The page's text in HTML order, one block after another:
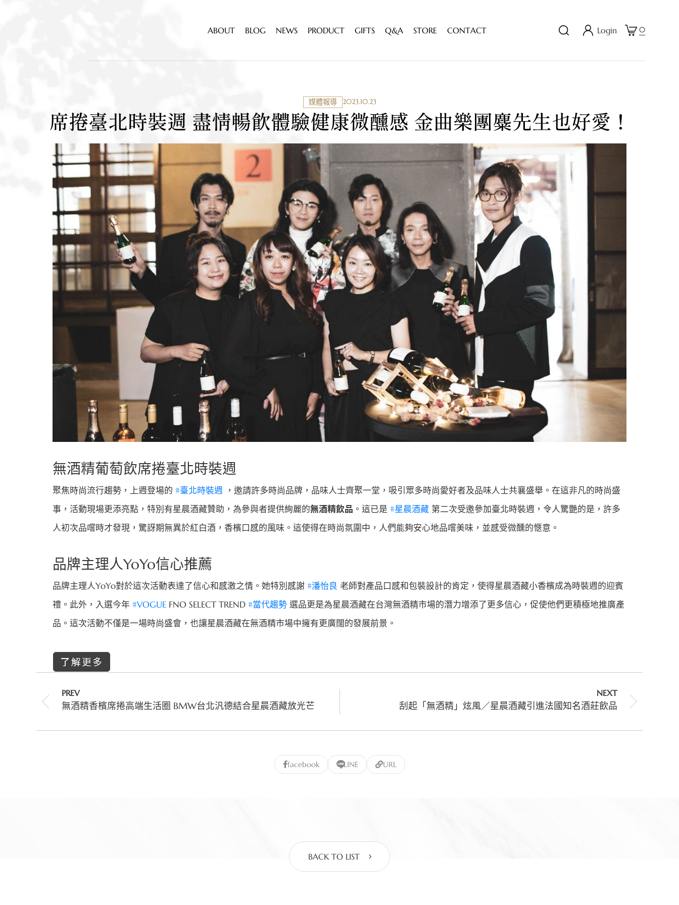
ABOUT BLOG NEWS PRODUCT GIFTS Q&A STORE CONTACT Login 0
媒體報導 2023.10.23
席捲臺北時裝週 盡情暢飲體驗健康微醺感 金曲樂團麋先生也好愛 ！
無酒精葡萄飲席捲臺北時裝週
聚焦時尚流行趨勢，上週登場的 #臺北時裝週 ，邀請許多時尚品牌，品味人士齊聚一堂，吸引眾多時尚愛好者及品味人士共襄盛舉。在這非凡的時尚盛
事，活動現場更添亮點，特別有星晨酒藏贊助，為參與者提供絢麗的無酒精飲品 。這已是 #星晨酒藏 第二次受邀參加臺北時裝週，令人驚艷的是，許多
人初次品嚐時才發現，驚訝期無異於紅白酒，香檳口感的風味。這使得在時尚氛圍中，人們能夠安心地品嚐美味，並感受微醺的愜意。
品牌主理人YoYo信心推薦
品牌主理人YoYo對於這次活動表達了信心和感激之情。她特別感謝 #潘怡良 老師對產品口感和包裝設計的肯定，使得星晨酒藏小香檳成為時裝週的迎賓
禮。此外，入選今年 #VOGUE FNO SELECT TREND #當代趨勢 選品更是為星晨酒藏在台灣無酒精市場的潛力增添了更多信心，促使他們更積極地推廣產
品。這次活動不僅是一場時尚盛會，也讓星晨酒藏在無酒精市場中擁有更廣闊的發展前景。
PREV
無酒精香檳席捲高端生活圈 BMW台北汎德結合星晨酒藏放光芒
NEXT
刮起「無酒精」炫風／星晨酒藏引進法國知名酒莊飲品
facebook LINE URL
BACK TO LIST